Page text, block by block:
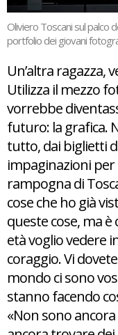
Oliviero Toscani sul palco
portfolio dei giovani
Un’altra ragazza,
Utilizza il mezzo
vorrebbe
futuro: la grafica.
tutto, dai biglietti
impaginazioni
rampogna di
cose che ho già
queste cose, ma è
età voglio vedere
coraggio. Vi
mondo ci sono
stanno facendo
«Non sono